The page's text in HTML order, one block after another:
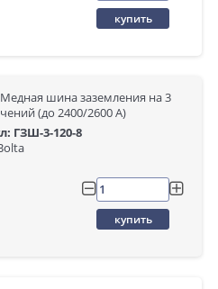
купить
шина заземления на 3
(до 2400/2600 А)
ГЗШ-3-120-8
купить